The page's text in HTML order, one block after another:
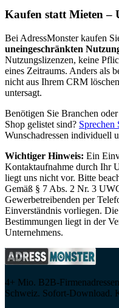
Kaufen statt Mieten –
Bei AdressMonster kaufen
uneingeschränkten
Nutzungslizenzen, keine
eines Zeitraums. Anders als
nicht aus Ihrem CRM
untersagt.
Benötigen Sie Branchen
Shop gelistet sind? Sprechen
Wunschadressen individuell
Wichtiger Hinweis: Ein
Kontaktaufnahme durch Ihr
liegt uns nicht vor. Bitte
Gemäß § 7 Abs. 2 Nr. 3
Gewerbetreibenden per
Einverständnis vorliegen.
Bestimmungen liegt in der
Unternehmens.
4+ Mio. B2B-
Schweiz. Sofort-Download.